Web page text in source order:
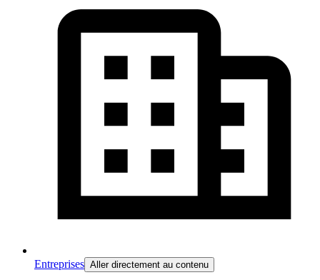
Entreprises Aller directement au contenu